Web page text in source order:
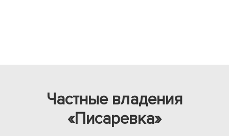
Частные владения
«Писаревка»